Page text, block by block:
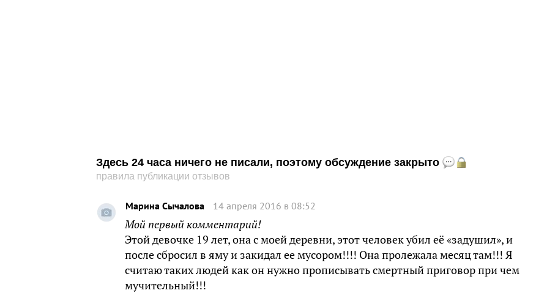
Здесь 24 часа ничего не писали, поэтому обсуждение закрыто
правила публикации отзывов
Марина Сычалова 14 апреля 2016 в 08:52
Мой первый комментарий!
Этой девочке 19 лет, она с моей деревни, этот человек убил её «задушил», и
после сбросил в яму и закидал ее мусором!!!! Она пролежала месяц там!!! Я
считаю таких людей как он нужно прописывать смертный приговор при чем
мучительный!!!